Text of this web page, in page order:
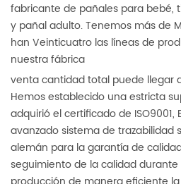
fabricante de pañales para bebé,
y pañal adulto. Tenemos más de
han Veinticuatro las líneas de
nuestra fábrica
venta cantidad total puede llegar
Hemos establecido una estricta
adquirió el certificado de ISO9001,
avanzado sistema de trazabilidad
alemán para la garantía de
seguimiento de la calidad